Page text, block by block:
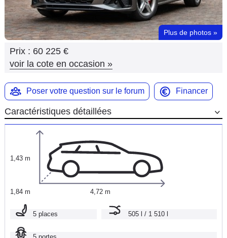
Moto
Plus de photos »
Prix : 60 225 €
voir la cote en occasion »
Poser votre question sur le forum Financer
Caractéristiques détaillées
1,43 m
1,84 m 4,72 m
5 places 505 l / 1 510 l